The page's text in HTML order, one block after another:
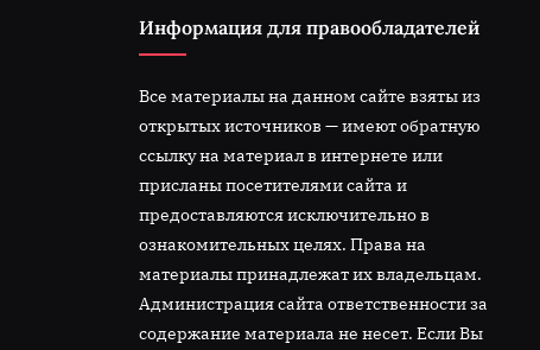
:
Информация для правообладателей
Все материалы на данном сайте взяты из
открытых источников — имеют обратную
ссылку на материал в интернете или
присланы посетителями сайта и
предоставляются исключительно в
ознакомительных целях. Права на
материалы принадлежат их владельцам.
Администрация сайта ответственности за
содержание материала не несет. Если Вы